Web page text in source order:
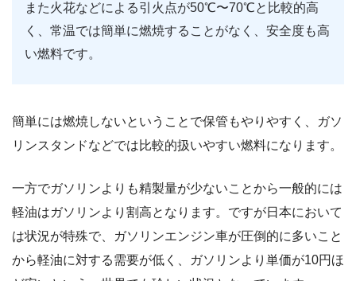
また火花などによる引火点が50℃〜70℃と比較的高
く、常温では簡単に燃焼することがなく、安全度も高
い燃料です。
簡単には燃焼しないということで保管もやりやすく、ガソ
リンスタンドなどでは比較的扱いやすい燃料になります。
一方でガソリンよりも精製量が少ないことから一般的には
軽油はガソリンより割高となります。ですが日本において
は状況が特殊で、ガソリンエンジン車が圧倒的に多いこと
から軽油に対する需要が低く、ガソリンより単価が10円ほ